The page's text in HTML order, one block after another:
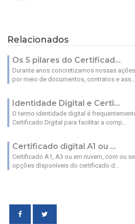
Relacionados
Os 5 pilares do Certificad...
Durante anos concretizamos nossas
por meio de documentos, contratos e ass...
Identidade Digital e Certi...
O termo identidade digital é
Certificado Digital para facilitar a comp...
Certificado digital A1 ou ...
Certificado A1, A3 ou em nuvem, com ou
opções disponíveis do certificado d...